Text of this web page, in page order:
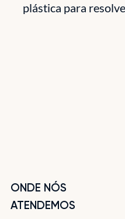
plástica para
ONDE NÓS
ATENDEMOS